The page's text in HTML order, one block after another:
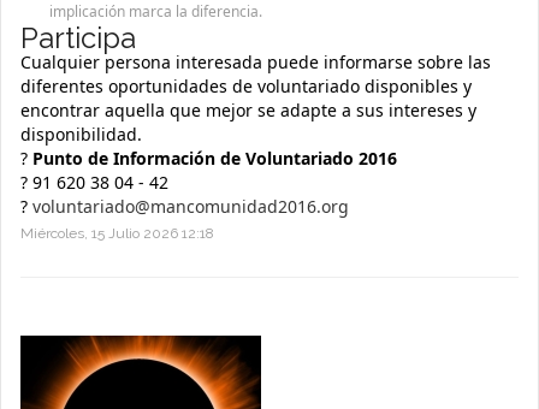
implicación marca la diferencia.
Participa
Cualquier persona interesada puede informarse sobre las
diferentes oportunidades de voluntariado disponibles y
encontrar aquella que mejor se adapte a sus intereses y
disponibilidad.
? Punto de Información de Voluntariado 2016
? 91 620 38 04 - 42
? voluntariado@mancomunidad2016.org
Miércoles, 15 Julio 2026 12:18